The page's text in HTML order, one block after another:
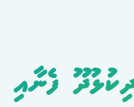
ފެނާއި